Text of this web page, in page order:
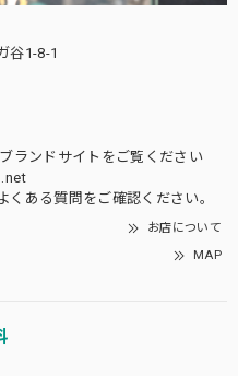
谷1-8-1
ブランドサイト をご覧ください
くある質問をご確認ください。
お店について
MAP